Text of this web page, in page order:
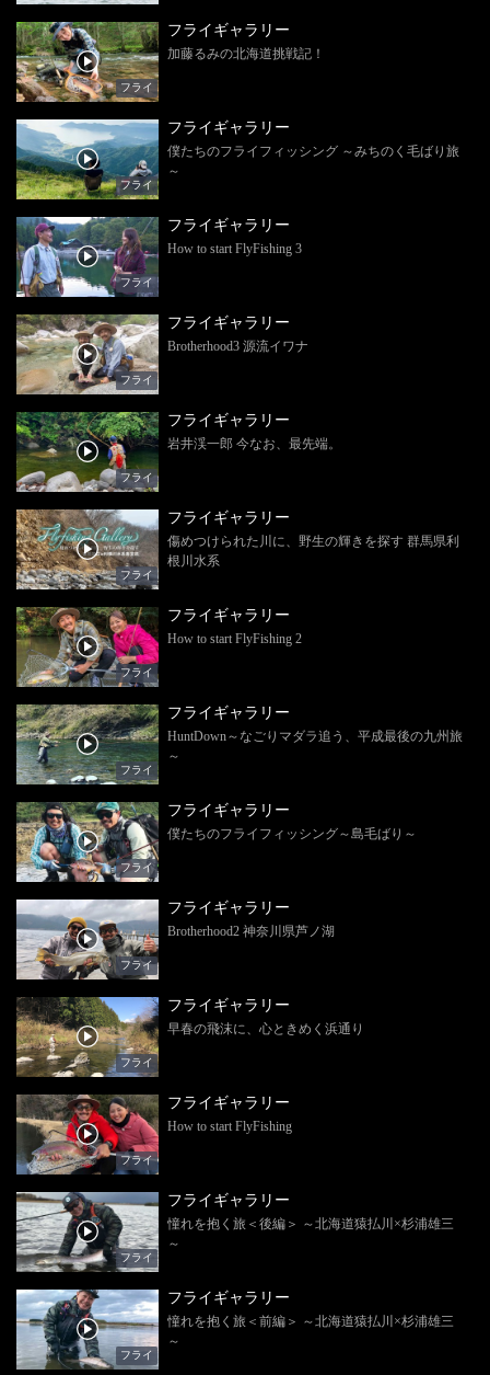
フライ
フライギャラリー
加藤るみの北海道挑戦記！
フライ
フライギャラリー
僕たちのフライフィッシング ～みちのく毛ばり旅
～
フライ
フライギャラリー
How to start FlyFishing 3
フライ
フライギャラリー
Brotherhood3 源流イワナ
フライ
フライギャラリー
岩井渓一郎 今なお、最先端。
フライ
フライギャラリー
傷めつけられた川に、野生の輝きを探す 群馬県利
根川水系
フライ
フライギャラリー
How to start FlyFishing 2
フライ
フライギャラリー
HuntDown～なごりマダラ追う、平成最後の九州旅
～
フライ
フライギャラリー
僕たちのフライフィッシング～島毛ばり～
フライ
フライギャラリー
Brotherhood2 神奈川県芦ノ湖
フライ
フライギャラリー
早春の飛沫に、心ときめく浜通り
フライ
フライギャラリー
How to start FlyFishing
フライ
フライギャラリー
憧れを抱く旅＜後編＞ ～北海道猿払川×杉浦雄三
～
フライ
フライギャラリー
憧れを抱く旅＜前編＞ ～北海道猿払川×杉浦雄三
～